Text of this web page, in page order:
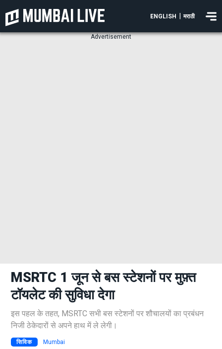
ENGLISH मराठी
Advertisement
MSRTC 1 जून से बस स्टेशनों पर मुफ़्त
टॉयलेट की सुविधा देगा
इस पहल के तहत, MSRTC सभी बस स्टेशनों पर शौचालयों का प्रबंधन
निजी ठेकेदारों से अपने हाथ में ले लेगी।
सिविक Mumbai